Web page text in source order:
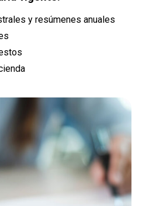
y resúmenes anuales